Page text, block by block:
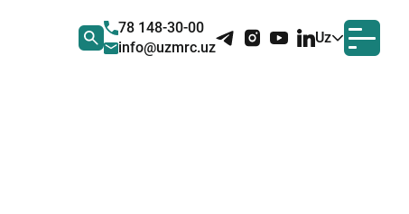
78 148-30-00
info@uzmrc.uz
Uz